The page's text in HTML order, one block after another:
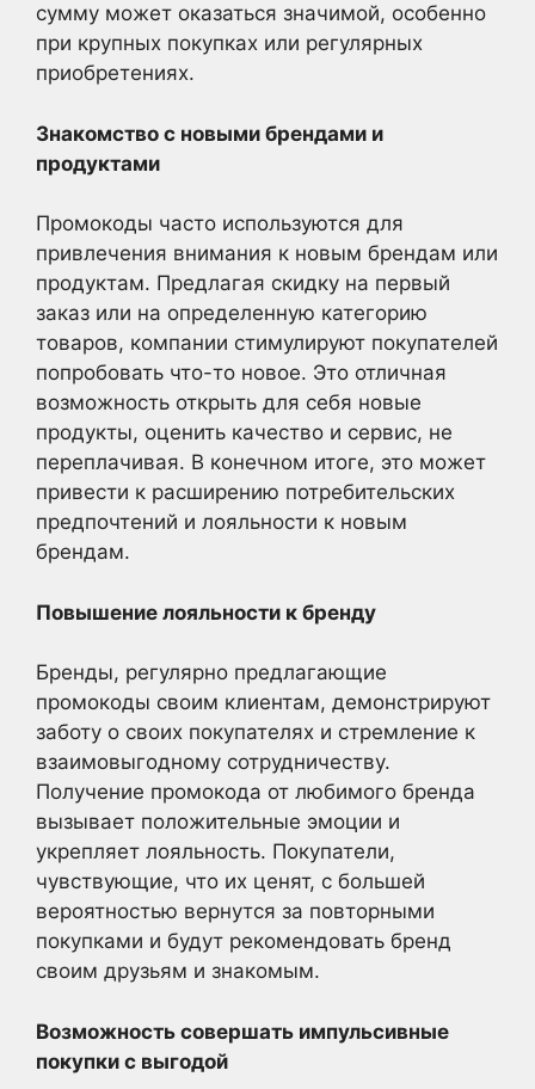
сумму может оказаться значимой, особенно
при крупных покупках или регулярных
приобретениях.
Знакомство с новыми брендами и
продуктами
Промокоды часто используются для
привлечения внимания к новым брендам или
продуктам. Предлагая скидку на первый
заказ или на определенную категорию
товаров, компании стимулируют покупателей
попробовать что-то новое. Это отличная
возможность открыть для себя новые
продукты, оценить качество и сервис, не
переплачивая. В конечном итоге, это может
привести к расширению потребительских
предпочтений и лояльности к новым
брендам.
Повышение лояльности к бренду
Бренды, регулярно предлагающие
промокоды своим клиентам, демонстрируют
заботу о своих покупателях и стремление к
взаимовыгодному сотрудничеству.
Получение промокода от любимого бренда
вызывает положительные эмоции и
укрепляет лояльность. Покупатели,
чувствующие, что их ценят, с большей
вероятностью вернутся за повторными
покупками и будут рекомендовать бренд
своим друзьям и знакомым.
Возможность совершать импульсивные
покупки с выгодой